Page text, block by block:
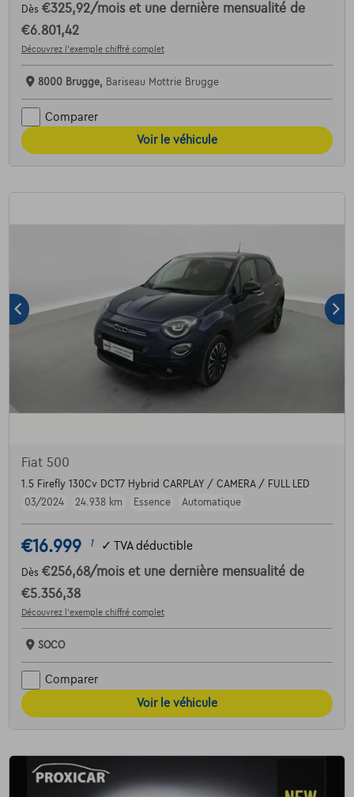
Dès €325,92/mois et une dernière mensualité de
€6.801,42
Découvrez l’exemple chiffré complet
8000 Brugge, Bariseau Mottrie Brugge
Comparer
Voir le véhicule
Fiat 500
1.5 Firefly 130Cv DCT7 Hybrid CARPLAY / CAMERA / FULL LED
03/2024
24.938 km Essence Automatique
€16.999 1 ✓ TVA déductible
Dès €256,68/mois et une dernière mensualité de
€5.356,38
Découvrez l’exemple chiffré complet
SOCO
Comparer
Voir le véhicule